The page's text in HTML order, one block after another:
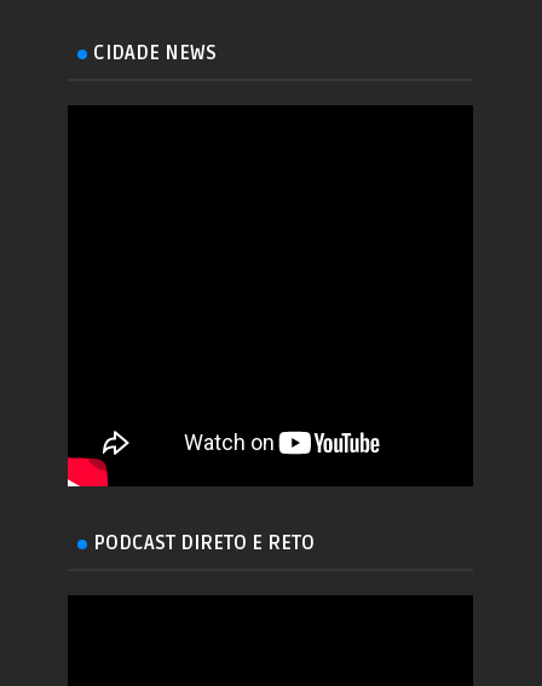
CIDADE NEWS
PODCAST DIRETO E RETO